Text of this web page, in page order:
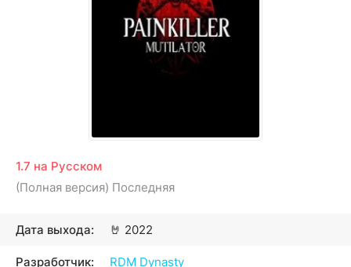
1.7 на Русском
(Полная версия) Последняя
🤘
Дата выхода: 2022
Разработчик: RDM Dynasty